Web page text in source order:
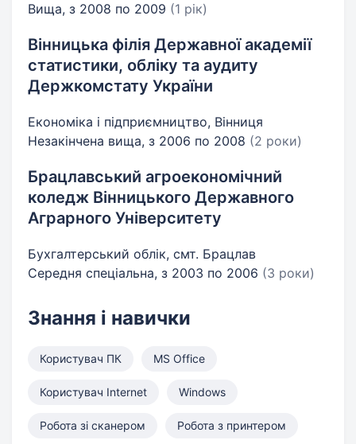
Вища, з 2008 по 2009 (1 рік)
Вінницька філія Державної академії
статистики, обліку та аудиту
Держкомстату України
Економіка і підприємництво, Вінниця
Незакінчена вища, з 2006 по 2008 (2 роки)
Брацлавський агроекономічний
коледж Вінницького Державного
Аграрного Університету
Бухгалтерський облік, смт. Брацлав
Середня спеціальна, з 2003 по 2006 (3 роки)
Знання і навички
Користувач ПК MS Office
Користувач Internet Windows
Робота зі сканером Робота з принтером